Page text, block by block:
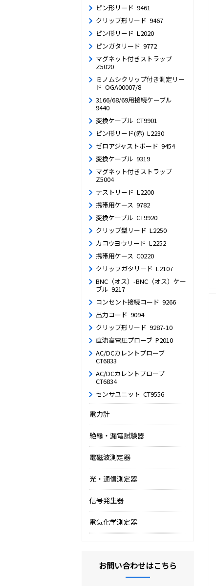
ピン形リード 9461
クリップ形リード 9467
ピン形リード L2020
ピンガタリード 9772
マグネット付きストラップ
Z5020
ミノムシクリップ付き測定リー
ド OGA00007/8
3166/68/69用接続ケーブル
9440
変換ケーブル CT9901
ピン形リード(赤) L2230
ゼロアジャストボード 9454
変換ケーブル 9319
マグネット付きストラップ
Z5004
テストリード L2200
携帯用ケース 9782
変換ケーブル CT9920
クリップ型リード L2250
カコウヨウリード L2252
携帯用ケース C0220
クリップガタリード L2107
BNC（オス）-BNC（オス）ケー
ブル 9217
コンセント接続コード 9266
出力コード 9094
クリップ形リード 9287-10
直流高電圧プローブ P2010
AC/DCカレントプローブ
CT6833
AC/DCカレントプローブ
CT6834
センサユニット CT9556
電力計
絶縁・漏電試験器
電磁波測定器
光・通信測定器
信号発生器
電気化学測定器
お問い合わせはこちら